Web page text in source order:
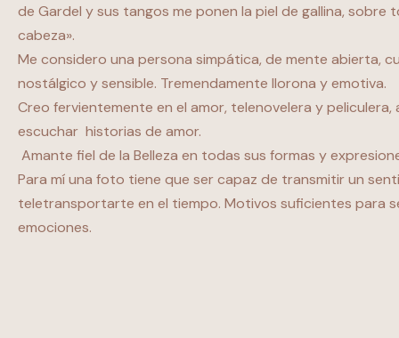
de Gardel y sus tangos me ponen la piel de gallina, sobre
cabeza».
Me considero una persona simpática, de mente abierta,
nostálgico y sensible. Tremendamente llorona y emotiva.
Creo fervientemente en el amor, telenovelera y peliculera,
escuchar historias de amor.
Amante fiel de la Belleza en todas sus formas y
Para mí una foto tiene que ser capaz de transmitir un
teletransportarte en el tiempo. Motivos suficientes para
emociones.